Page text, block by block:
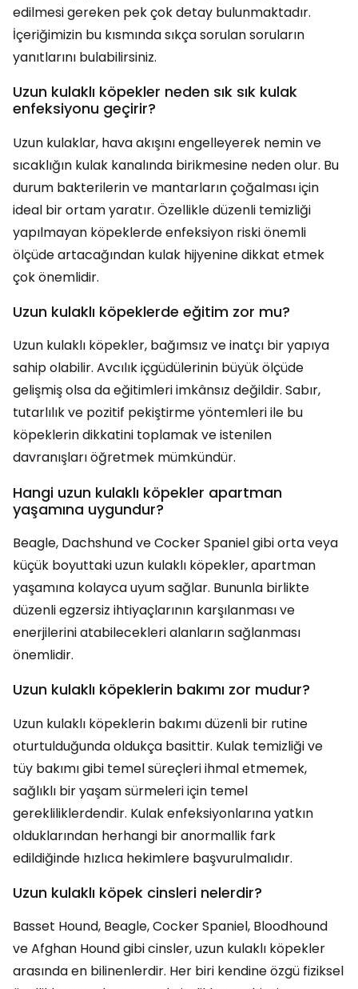
edilmesi gereken pek çok detay bulunmaktadır.
İçeriğimizin bu kısmında sıkça sorulan soruların
yanıtlarını bulabilirsiniz.
Uzun kulaklı köpekler neden sık sık kulak
enfeksiyonu geçirir?
Uzun kulaklar, hava akışını engelleyerek nemin ve
sıcaklığın kulak kanalında birikmesine neden olur. Bu
durum bakterilerin ve mantarların çoğalması için
ideal bir ortam yaratır. Özellikle düzenli temizliği
yapılmayan köpeklerde enfeksiyon riski önemli
ölçüde artacağından kulak hijyenine dikkat etmek
çok önemlidir.
Uzun kulaklı köpeklerde eğitim zor mu?
Uzun kulaklı köpekler, bağımsız ve inatçı bir yapıya
sahip olabilir. Avcılık içgüdülerinin büyük ölçüde
gelişmiş olsa da eğitimleri imkânsız değildir. Sabır,
tutarlılık ve pozitif pekiştirme yöntemleri ile bu
köpeklerin dikkatini toplamak ve istenilen
davranışları öğretmek mümkündür.
Hangi uzun kulaklı köpekler apartman
yaşamına uygundur?
Beagle, Dachshund ve Cocker Spaniel gibi orta veya
küçük boyuttaki uzun kulaklı köpekler, apartman
yaşamına kolayca uyum sağlar. Bununla birlikte
düzenli egzersiz ihtiyaçlarının karşılanması ve
enerjilerini atabilecekleri alanların sağlanması
önemlidir.
Uzun kulaklı köpeklerin bakımı zor mudur?
Uzun kulaklı köpeklerin bakımı düzenli bir rutine
oturtulduğunda oldukça basittir. Kulak temizliği ve
tüy bakımı gibi temel süreçleri ihmal etmemek,
sağlıklı bir yaşam sürmeleri için temel
gerekliliklerdendir. Kulak enfeksiyonlarına yatkın
olduklarından herhangi bir anormallik fark
edildiğinde hızlıca hekimlere başvurulmalıdır.
Uzun kulaklı köpek cinsleri nelerdir?
Basset Hound, Beagle, Cocker Spaniel, Bloodhound
ve Afghan Hound gibi cinsler, uzun kulaklı köpekler
arasında en bilinenlerdir. Her biri kendine özgü fiziksel